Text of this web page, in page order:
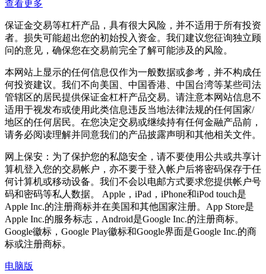
查看更多
保证金交易等杠杆产品，具有很大风险，并不适用于所有投资
者。损失可能超出您的初始投入资金。我们建议您征询独立顾
问的意见，确保您在交易前完全了解可能涉及的风险。
本网站上显示的任何信息仅作为一般数据或参考，并不构成任
何投资建议。我们不向美国、中国香港、中国台湾等某些司法
管辖区的居民提供保证金杠杆产品交易。请注意本网站信息不
适用于视发布或使用此类信息违反当地法律法规的任何国家/
地区的任何居民。在您决定交易或继续持有任何金融产品前，
请务必阅读理解并同意我们的产品披露声明和其他相关文件。
网上保安：为了保护您的私隐安全，请不要使用公共或共享计
算机登入您的交易帐户，亦不要于登入帐户后将密码保存于任
何计算机或移动设备。我们不会以电邮方式要求您提供帐户号
码和密码等私人数据。 Apple，iPad，iPhone和iPod touch是
Apple Inc.的注册商标并在美国和其他国家注册。App Store是
Apple Inc.的服务标志，Android是Google Inc.的注册商标。
Google徽标，Google Play徽标和Google界面是Google Inc.的商
标或注册商标。
电脑版